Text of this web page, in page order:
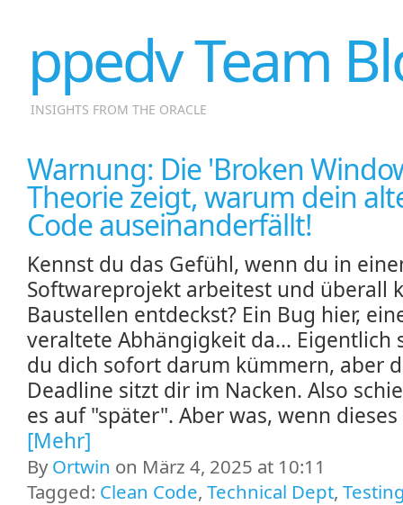
ppedv Team
INSIGHTS FROM THE ORACLE
Warnung: Die 'Broken
Theorie zeigt, warum dein
Code auseinanderfällt!
Kennst du das Gefühl, wenn du in
Softwareprojekt arbeitest und überall
Baustellen entdeckst? Ein Bug hier,
veraltete Abhängigkeit da... Eigentlich
du dich sofort darum kümmern, aber
Deadline sitzt dir im Nacken. Also
es auf "später". Aber was, wenn
[Mehr]
ByOrtwin on März 4, 2025 at 10:11
Tagged: Clean Code, Technical Dept,